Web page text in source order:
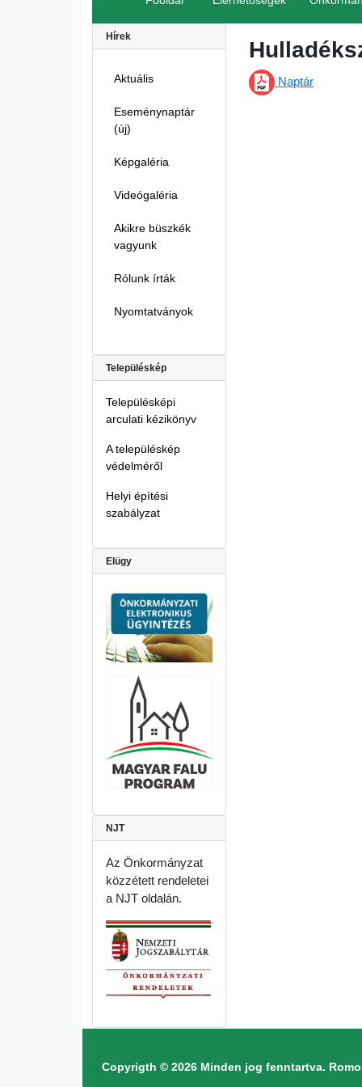
Hírek
Aktuális
Eseménynaptár
(új)
Képgaléria
Videógaléria
Akikre büszkék
vagyunk
Rólunk írták
Nyomtatványok
Településkép
Településképi
arculati kézikönyv
A településkép
védelméről
Helyi építési
szabályzat
Elügy
NJT
Az Önkormányzat
közzétett rendeletei
a NJT oldalán.
Naptár
Copyrigth © 2026 Minden jog fenntartva.